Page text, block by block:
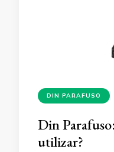
DIN PARAFUSO
Din
utilizar?